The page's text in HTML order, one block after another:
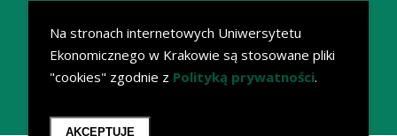
Na stronach internetowych Uniwersytetu
Ekonomicznego w Krakowie są stosowane pliki
"cookies" zgodnie z Polityką prywatności.
AKCEPTUJĘ